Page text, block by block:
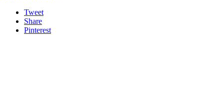
Tweet
Share
Pinterest